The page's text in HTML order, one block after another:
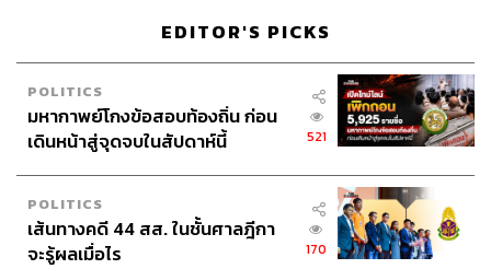
EDITOR'S PICKS
POLITICS
มหากาพย์โกงข้อสอบท้องถิ่น ก่อน
เดินหน้าสู่จุดจบในสัปดาห์นี้
521
POLITICS
เส้นทางคดี 44 สส. ในชั้นศาลฎีกา
จะรู้ผลเมื่อไร
170